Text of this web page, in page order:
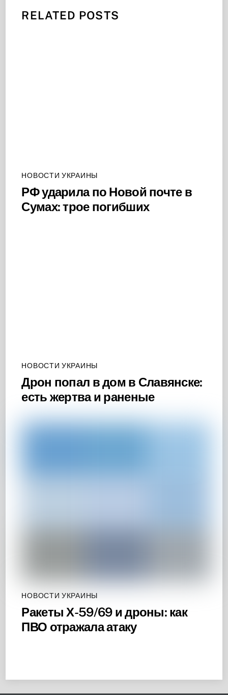
RELATED POSTS
НОВОСТИ УКРАИНЫ
РФ ударила по Новой почте в
Сумах: трое погибших
НОВОСТИ УКРАИНЫ
Дрон попал в дом в Славянске:
есть жертва и раненые
НОВОСТИ УКРАИНЫ
Ракеты Х-59/69 и дроны: как
ПВО отражала атаку